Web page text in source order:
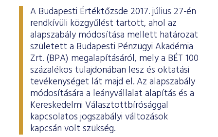
A Budapesti Értéktőzsde 2017. július 27-én
rendkívüli közgyűlést tartott, ahol az
alapszabály módosítása mellett határozat
született a Budapesti Pénzügyi Akadémia
Zrt. (BPA) megalapításáról, mely a BÉT 100
százalékos tulajdonában lesz és oktatási
tevékenységet lát majd el. Az alapszabály
módosítására a leányvállalat alapítás és a
Kereskedelmi Választottbírósággal
kapcsolatos jogszabályi változások
kapcsán volt szükség.